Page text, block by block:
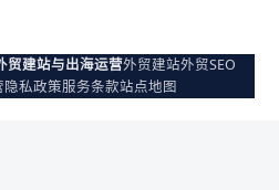
贸建站与出海运营外贸建站外贸SEO
隐私政策服务条款站点地图